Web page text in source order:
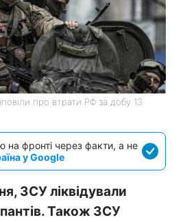
про втрати РФ за добу 13
на фронті через факти, а не
у Google
ЗСУ ліквідували
Також ЗСУ